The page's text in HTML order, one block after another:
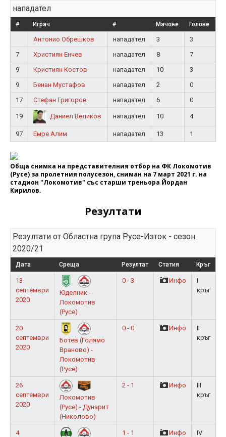
нападател
# Играч # Мачове Голове
Антонио Обрешков нападател 3
3
7
Християн Енчев нападател 8
7
9
Кристиян Костов нападател 10
3
9
Бенан Мустафов нападател 2
0
17
Стефан Григоров нападател 6 0
19 Даниел Великов нападател 10 4
97 Емре Алим нападател 13 1
Обща снимка на представителния отбор на ФК Локомотив
(Русе) за пролетния полусезон, сниман на 7 март 2021 г. на
стадион "Локомотив" със старши треньора Йордан
Кирилов.
Резултати
Резултати от Областна група Русе-Изток - сезон
2020/21
Дата Среща Резултат Статия Кръг
13
септември
2020
Юделник -
Локомотив
(Русе)
0 - 3 Инфо
I
кръг
20
септември
2020
Ботев (Голямо
Враново) -
Локомотив
(Русе)
0 - 0 Инфо
II
кръг
26
септември
2020
Локомотив
(Русе) - Дунарит
(Николово)
2 - 1 Инфо
III
кръг
4
1 - 1 Инфо
IV